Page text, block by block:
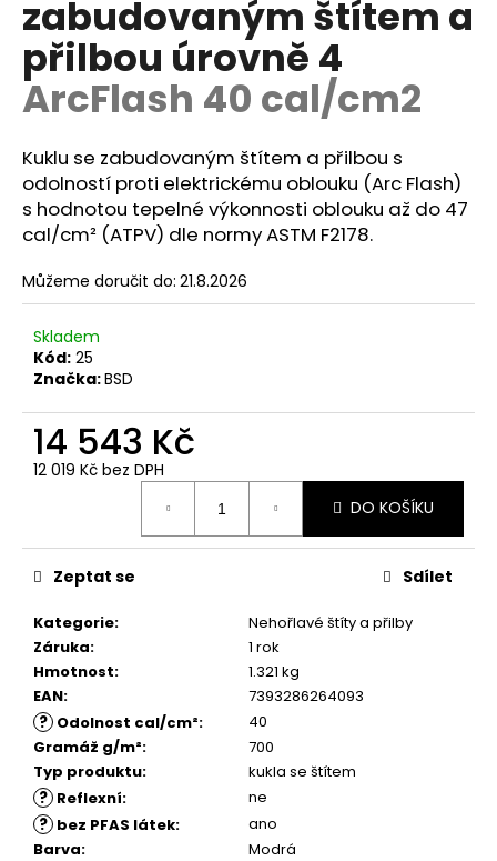
zabudovaným štítem a
přilbou úrovně 4
ArcFlash 40 cal/cm2
Kuklu se zabudovaným štítem a přilbou s
odolností proti elektrickému oblouku (Arc Flash)
s hodnotou tepelné výkonnosti oblouku až do 47
cal/cm² (ATPV) dle normy ASTM F2178.
Můžeme doručit do: 21.8.2026
Skladem
Kód: 25
Značka:BSD
14 543 Kč
12 019 Kč bez DPH
DO KOŠÍKU
Kategorie:
Nehořlavé štíty a přilby
Záruka:
1 rok
Hmotnost:
1.321 kg
EAN: 7393286264093
? Odolnost cal/cm²:
40
Gramáž g/m²:
700
Typ produktu: kukla se štítem
? Reflexní: ne
? bez PFAS látek:
ano
Barva:
Modrá
Zeptat se Sdílet
a
j
í
t
?
D
o
o
u
j
e
e